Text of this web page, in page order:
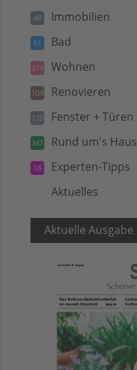
48 Immobilien
61 Bad
279 Wohnen
104 Renovieren
120 Fenster + Türen
347 Rund um's Haus
18 Experten-Tipps
Aktuelles
Aktuelle Ausgabe